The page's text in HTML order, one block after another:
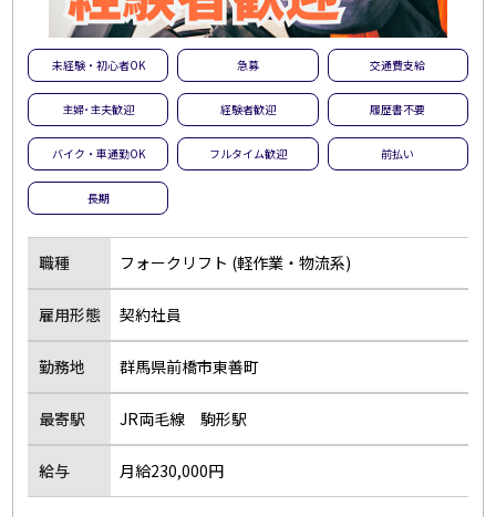
未経験・初心者OK 急募 交通費支給
主婦･主夫歓迎 経験者歓迎 履歴書不要
バイク・車通勤OK フルタイム歓迎 前払い
長期
職種 フォークリフト (軽作業・物流系)
雇用形態 契約社員
勤務地 群馬県前橋市東善町
最寄駅 JR両毛線 駒形駅
給与 月給230,000円